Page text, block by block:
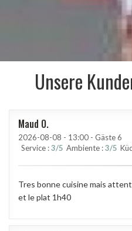
Unsere
Maud O
2026-08-08 - 13:00 - Gäste 6
Service :3/5 Ambiente :3/5
Tres bonne cuisine mais
et le plat 1h40